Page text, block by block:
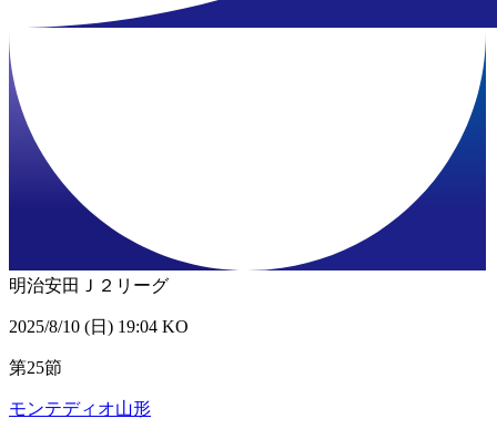
明治安田Ｊ２リーグ
2025/8/10 (日) 19:04 KO
第25節
モンテディオ山形